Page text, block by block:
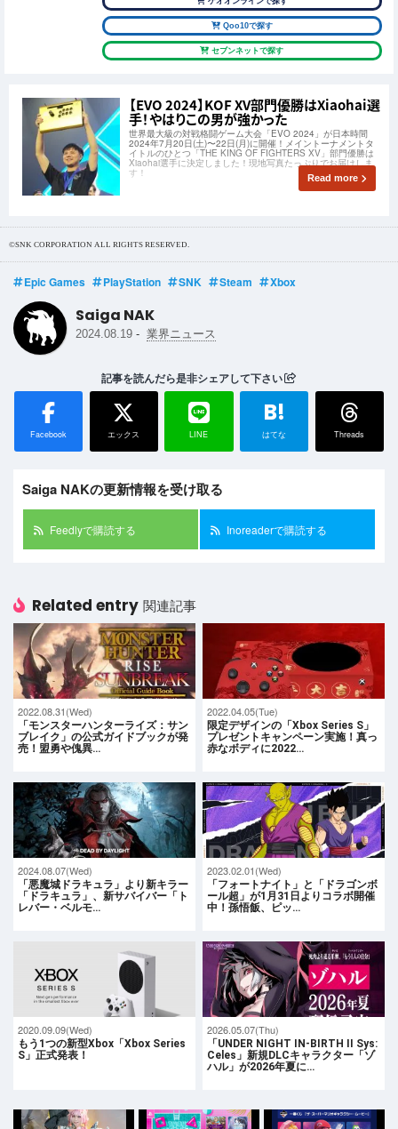
Qoo10で探す
セブンネットで探す
【EVO 2024】KOF XV部門優勝はXiaohai選
手！やはりこの男が強かった
世界最大級の対戦格闘ゲーム大会「EVO 2024」が日本時間
2024年7⽉20⽇(土)〜22⽇(月)に開催！メイントーナメントタ
イトルのひとつ「THE KING OF FIGHTERS XV」部門優勝は
Xiaohai選手に決定しました！現地写真たっぷりでお届けしま
す！ Read more
©SNK CORPORATION ALL RIGHTS RESERVED.
Epic Games PlayStation SNK Steam Xbox
Saiga NAK
2024.08.19 - 業界ニュース
記事を読んだら是非シェアして下さい
Facebook エックス LINE
B!
はてな Threads
Saiga NAKの更新情報を受け取る
Feedlyで購読する Inoreaderで購読する
Related entry 関連記事
2022.08.31(Wed)
「モンスターハンターライズ：サン
ブレイク」の公式ガイドブックが発
売！盟勇や傀異…
2022.04.05(Tue)
限定デザインの「Xbox Series S」
プレゼントキャンペーン実施！真っ
赤なボディに2022…
2024.08.07(Wed)
「悪魔城ドラキュラ」より新キラー
「ドラキュラ」、新サバイバー「ト
レバー・ベルモ…
2023.02.01(Wed)
「フォートナイト」と「ドラゴンボ
ール超」が1月31日よりコラボ開催
中！孫悟飯、ピッ…
2020.09.09(Wed)
もう1つの新型Xbox「Xbox Series
S」正式発表！
2026.05.07(Thu)
「UNDER NIGHT IN-BIRTH II Sys:
Celes」新規DLCキャラクター「ゾ
ハル」が2026年夏に…